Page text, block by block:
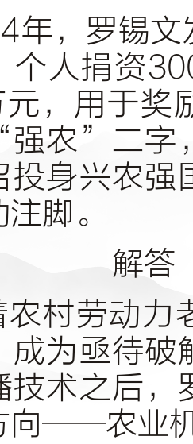
年，罗锡
个人捐资
，用于奖
农”二字
投身兴农强
脚。
解答
农村劳动
为亟待破
技术之后，
向——农业